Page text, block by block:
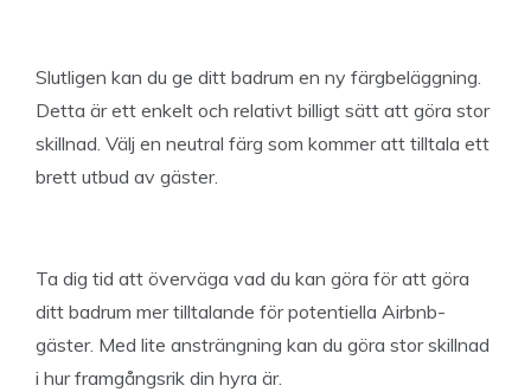
Slutligen kan du ge ditt badrum en ny färgbeläggning.
Detta är ett enkelt och relativt billigt sätt att göra stor
skillnad. Välj en neutral färg som kommer att tilltala ett
brett utbud av gäster.
Ta dig tid att överväga vad du kan göra för att göra
ditt badrum mer tilltalande för potentiella Airbnb-
gäster. Med lite ansträngning kan du göra stor skillnad
i hur framgångsrik din hyra är.